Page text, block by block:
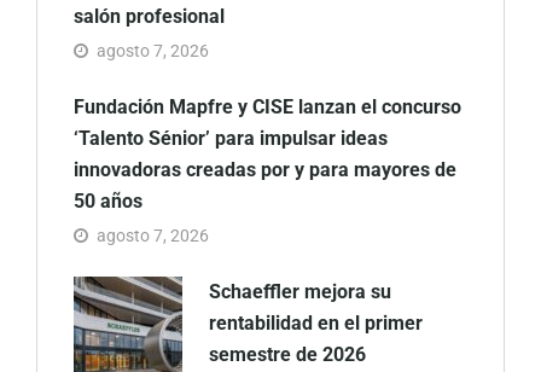
salón profesional
agosto 7, 2026
Fundación Mapfre y CISE lanzan el concurso
‘Talento Sénior’ para impulsar ideas
innovadoras creadas por y para mayores de
50 años
agosto 7, 2026
Schaeffler mejora su
rentabilidad en el primer
semestre de 2026